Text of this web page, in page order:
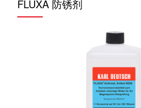
FLUXA 防锈剂